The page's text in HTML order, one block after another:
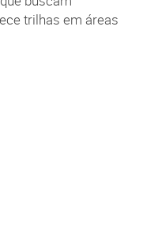
trilhas em áreas